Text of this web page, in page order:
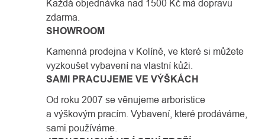
Každá objednávka nad 1500 Kč má dopravu
zdarma.
SHOWROOM
Kamenná prodejna v Kolíně, ve které si můžete
vyzkoušet vybavení na vlastní kůži.
SAMI PRACUJEME VE VÝŠKÁCH
Od roku 2007 se věnujeme arboristice
a výškovým pracím. Vybavení, které prodáváme,
sami používáme.